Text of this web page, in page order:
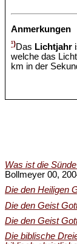
Anmerkungen
¹)Das Lichtjahr
welche das
km in der
Was ist die
Bollmeyer 00,
Die den Heiligen
Die den Geist
Die den Geist
Die biblische